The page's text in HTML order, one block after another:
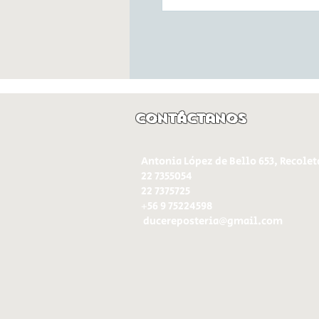
Contáctanos
Antonia López de Bello 653,
22 7355054
22 7375725
+56 9 75224598
ducereposteria@gmail.com